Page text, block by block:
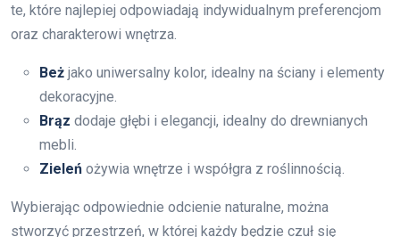
te, które najlepiej odpowiadają indywidualnym preferencjom
oraz charakterowi wnętrza.
Beż jako uniwersalny kolor, idealny na ściany i elementy
dekoracyjne.
Brąz dodaje głębi i elegancji, idealny do drewnianych
mebli.
Zieleń ożywia wnętrze i współgra z roślinnością.
Wybierając odpowiednie odcienie naturalne, można
stworzyć przestrzeń, w której każdy będzie czuł się